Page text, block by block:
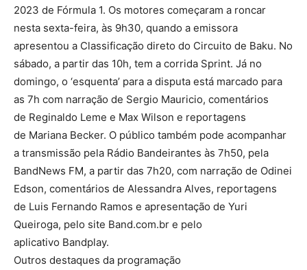
2023 de Fórmula 1. Os motores começaram a roncar
nesta sexta-feira, às 9h30, quando a emissora
apresentou a Classificação direto do Circuito de Baku. No
sábado, a partir das 10h, tem a corrida Sprint. Já no
domingo, o ‘esquenta’ para a disputa está marcado para
as 7h com narração de Sergio Mauricio, comentários
de Reginaldo Leme e Max Wilson e reportagens
de Mariana Becker. O público também pode acompanhar
a transmissão pela Rádio Bandeirantes às 7h50, pela
BandNews FM, a partir das 7h20, com narração de Odinei
Edson, comentários de Alessandra Alves, reportagens
de Luis Fernando Ramos e apresentação de Yuri
Queiroga, pelo site Band.com.br e pelo
aplicativo Bandplay.
Outros destaques da programação